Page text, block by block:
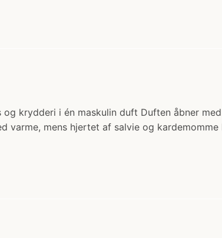
krydderi i én maskulin duft Duften åbner
mens hjertet af salvie og